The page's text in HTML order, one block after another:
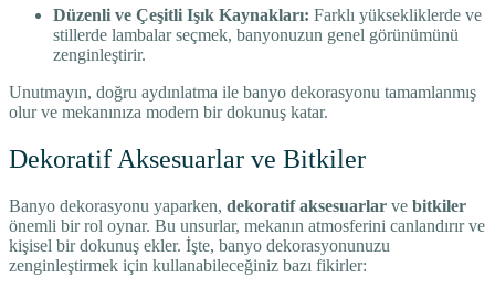
Düzenli ve Çeşitli Işık Kaynakları: Farklı yüksekliklerde ve
stillerde lambalar seçmek, banyonuzun genel görünümünü
zenginleştirir.
Unutmayın, doğru aydınlatma ile banyo dekorasyonu tamamlanmış
olur ve mekanınıza modern bir dokunuş katar.
Dekoratif Aksesuarlar ve Bitkiler
Banyo dekorasyonu yaparken, dekoratif aksesuarlar ve bitkiler
önemli bir rol oynar. Bu unsurlar, mekanın atmosferini canlandırır ve
kişisel bir dokunuş ekler. İşte, banyo dekorasyonunuzu
zenginleştirmek için kullanabileceğiniz bazı fikirler: